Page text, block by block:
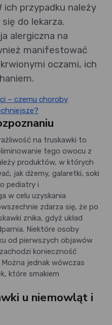
ich przypadku należy
do lekarza.
alergiczna na
manifestować
oczami, ich
– czemu choroby
na truskawki to
tego owocu z
produktów, w których
jak dżemy, galaretki, soki
pediatry i
w celu uzyskania
zdarza się, że po
znika, gdyż układ
Niektóre osoby
od pierwszych objawów
konieczność
jednak wówczas
które smakiem
u niemowląt i